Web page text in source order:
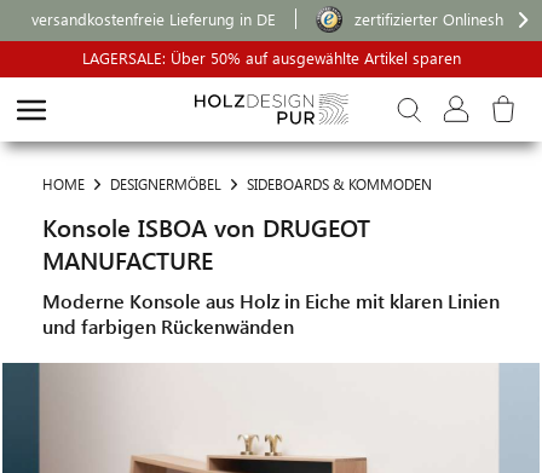
versandkostenfreie Lieferung in DE
zertifizierter Onlineshop
LAGERSALE: Über 50% auf ausgewählte Artikel sparen
HOME DESIGNERMÖBEL SIDEBOARDS & KOMMODEN
Konsole ISBOA von DRUGEOT
MANUFACTURE
Moderne Konsole aus Holz in Eiche mit klaren Linien
und farbigen Rückenwänden